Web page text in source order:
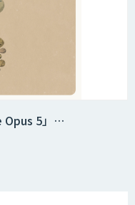
データセット販売・収
ブレコーダー「ナウ
Opus 5」…